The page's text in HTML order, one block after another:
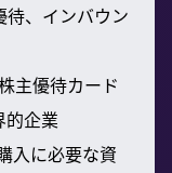
、インバウン
主優待カード
的企業
入に必要な資